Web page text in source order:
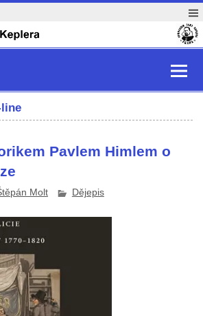
Pavlem Himlem o
Molt Dějepis